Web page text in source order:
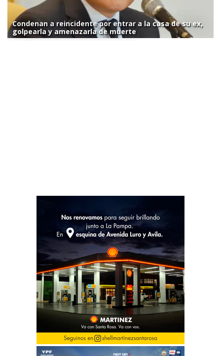
Condenan a reincidente por entrar a la casa de su ex,
golpearla y amenazarla de muerte